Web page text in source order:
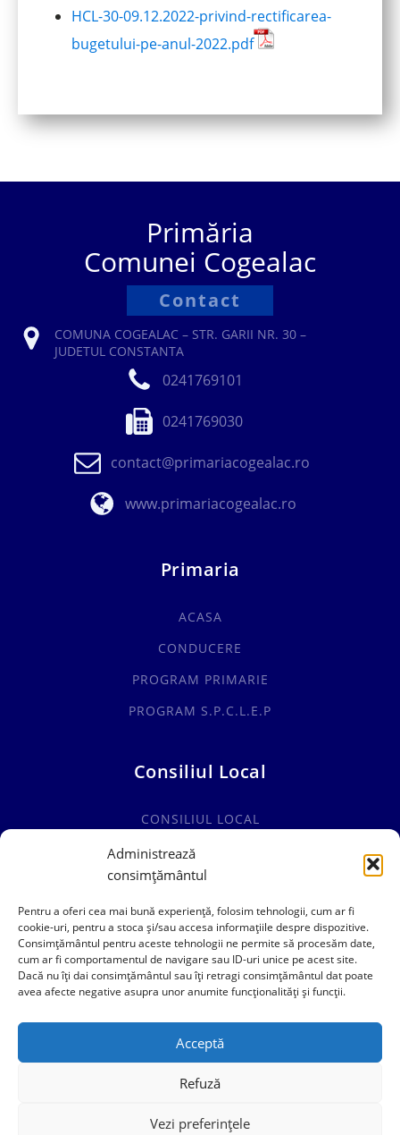
Administrează
consimțământul
Pentru a oferi cea mai bună experiență, folosim tehnologii, cum ar fi
cookie-uri, pentru a stoca și/sau accesa informațiile despre dispozitive.
Consimțământul pentru aceste tehnologii ne permite să procesăm date,
cum ar fi comportamentul de navigare sau ID-uri unice pe acest site.
Dacă nu îți dai consimțământul sau îți retragi consimțământul dat poate
avea afecte negative asupra unor anumite funcționalități și funcții.
Acceptă
Refuză
Vezi preferințele
HCL-30-09.12.2022-privind-rectificarea-
bugetului-pe-anul-2022.pdf
Primăria
Comunei Cogealac
Contact
COMUNA COGEALAC – STR. GARII NR. 30 –
JUDETUL CONSTANTA
0241769101
0241769030
contact@primariacogealac.ro
www.primariacogealac.ro
Primaria
ACASA
CONDUCERE
PROGRAM PRIMARIE
PROGRAM S.P.C.L.E.P
Consiliul Local
CONSILIUL LOCAL
COMISII SPECIALITATE
HOTĂRÂRI CONSILIUL LOCAL
0241769101